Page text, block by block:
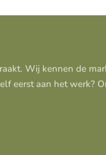
Wij kennen de
eerst aan het werk?